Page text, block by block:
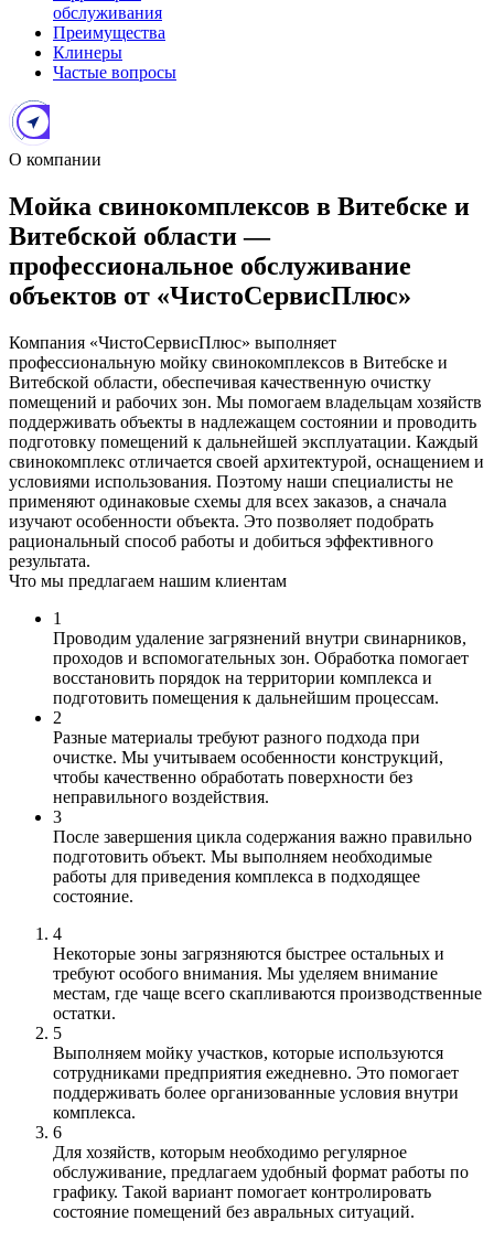
обслуживания
Преимущества
Клинеры
Частые вопросы
О компании
Мойка свинокомплексов в Витебске и
Витебской области —
профессиональное обслуживание
объектов от «ЧистоСервисПлюс»
Компания «ЧистоСервисПлюс» выполняет
профессиональную мойку свинокомплексов в Витебске и
Витебской области, обеспечивая качественную очистку
помещений и рабочих зон. Мы помогаем владельцам хозяйств
поддерживать объекты в надлежащем состоянии и проводить
подготовку помещений к дальнейшей эксплуатации. Каждый
свинокомплекс отличается своей архитектурой, оснащением и
условиями использования. Поэтому наши специалисты не
применяют одинаковые схемы для всех заказов, а сначала
изучают особенности объекта. Это позволяет подобрать
рациональный способ работы и добиться эффективного
результата.
Что мы предлагаем нашим клиентам
1
Проводим удаление загрязнений внутри свинарников,
проходов и вспомогательных зон. Обработка помогает
восстановить порядок на территории комплекса и
подготовить помещения к дальнейшим процессам.
2
Разные материалы требуют разного подхода при
очистке. Мы учитываем особенности конструкций,
чтобы качественно обработать поверхности без
неправильного воздействия.
3
После завершения цикла содержания важно правильно
подготовить объект. Мы выполняем необходимые
работы для приведения комплекса в подходящее
состояние.
4
Некоторые зоны загрязняются быстрее остальных и
требуют особого внимания. Мы уделяем внимание
местам, где чаще всего скапливаются производственные
остатки.
5
Выполняем мойку участков, которые используются
сотрудниками предприятия ежедневно. Это помогает
поддерживать более организованные условия внутри
комплекса.
6
Для хозяйств, которым необходимо регулярное
обслуживание, предлагаем удобный формат работы по
графику. Такой вариант помогает контролировать
состояние помещений без авральных ситуаций.